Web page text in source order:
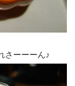
さーーーん♪